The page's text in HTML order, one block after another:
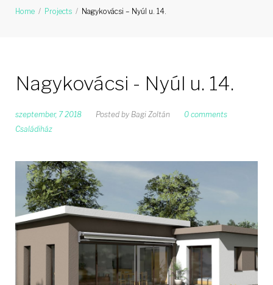
Home / Projects / Nagykovácsi – Nyúl u. 14.
Nagykovácsi - Nyúl u. 14.
szeptember, 7 2018 Posted by Bagi Zoltán
0 comments
Családiház